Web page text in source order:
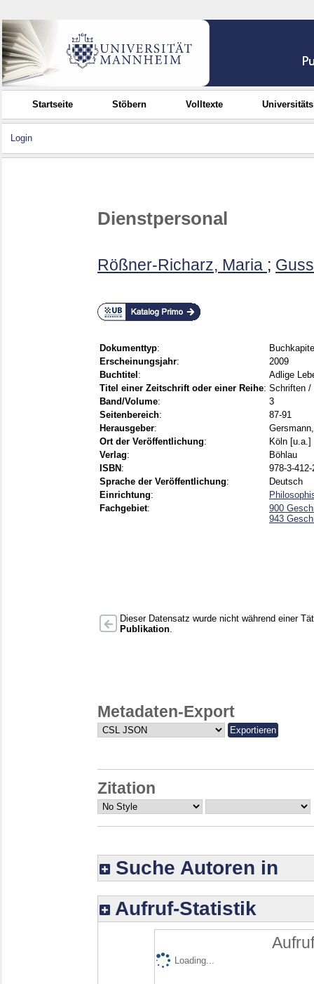
Startseite Stöbern Volltexte
Login
Dienstpersonal
Rößner-Richarz, Maria ;
Dokumenttyp:
Erscheinungsjahr:
2009
Buchtitel :
Adlige
Titel einer Zeitschrift oder einer Reihe: Schriften /
Band/Volume:
3
Seitenbereich:
87-91
Herausgeber:
Ort der Veröffentlichung:
Köln [u.a.]
Verlag:
Böhlau
ISBN :
978-3-
Sprache der Veröffentlichung:
Deutsch
Einrichtung:
Fachgebiet:
900
943
Dieser Datensatz wurde nicht während einer
Publikation
Metadaten-Export
Zitation
Suche Autoren in
Aufruf-Statistik
Loading...